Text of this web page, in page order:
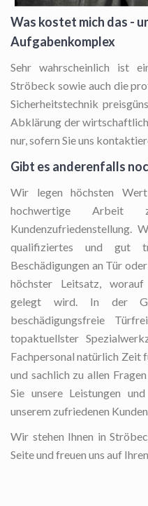
Was kostet mich das -
Aufgabenkomplex
Sehr wahrscheinlich ist
Ströbeck sowie auch die
Sicherheitstechnik
Abklärung der
nur, sofern Sie uns
Gibt es anderenfalls
Wir legen höchsten
hochwertige
Kundenzufriedenstellung.
qualifiziertes und gut
Beschädigungen an Tür
höchster Leitsatz,
gelegt wird. In der
beschädigungsfreie
topaktuellster
Fachpersonal natürlich Zeit
und sachlich zu allen
Sie unsere Leistungen
unserem zufriedenen
Wir stehen Ihnen in
Seite und freuen uns auf